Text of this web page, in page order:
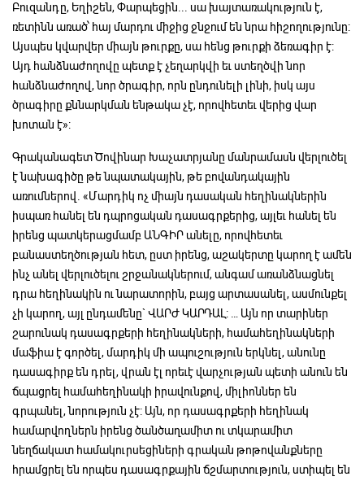
Բուզանդը, Եղիշեն, Փարպեցին... սա խայտառակություն է,
ռետինն առած՝ հայ մարդու միջից ջնջում են նրա հիշողությունը:
Այսպես կվարվեր միայն թուրքը, սա հենց թուրքի ձեռագիր է:
Այդ հանձնաժողովը պետք է չեղարկվի եւ ստեղծվի նոր
հանձնաժողով, նոր ծրագիր, որն ընդունելի լինի, իսկ այս
ծրագիրը քննարկման ենթակա չէ, որովհետեւ վերից վար
խոտան է»:
Գրականագետ Ծովինար Խաչատրյանը մանրամասն վերլուծել
է նախագիծը թե նպատակային, թե բովանդակային
առումներով. «Մարդիկ ոչ միայն դասական հեղինակներին
իսպառ հանել են դպրոցական դասագրքերից, այլեւ հանել են
իրենց պատկերացմամբ ԱՆԳԻՐ անելը, որովհետեւ
բանաստեղծության հետ, ըստ իրենց, աշակերտը կարող է ամեն
ինչ անել վերլուծելու շրջանակներում, անգամ առանձնացնել
դրա հեղինակին ու նարատորին, բայց արտասանել, ասմունքել
չի կարող, այլ ընդամենը` ՎԱՐԺ ԿԱՐԴԱԼ: … Այն որ տարիներ
շարունակ դասագրքերի հեղինակների, համահեղինակների
մաֆիա է գործել, մարդիկ մի ապուշություն երկնել, անունը
դասագիրք են դրել, վրան էլ որեւէ վարչության պետի անուն են
ճպացրել համահեղինակի իրավունքով, միլիոններ են
գրպանել, նորություն չէ: Այն, որ դասագրքերի հեղինակ
համարվողներն իրենց ծանծաղամիտ ու տկարամիտ
նեղճակատ համակուրսեցիների գրական թոթովանքները
հրամցրել են որպես դասագրքային ճշմարտություն, ստիպել են